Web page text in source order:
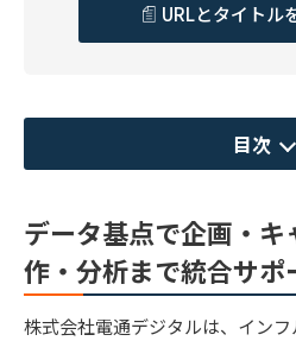
URLとタイトル
目次
データ基点で企画・
作・分析まで統合サポ
株式会社電通デジタルは、イン